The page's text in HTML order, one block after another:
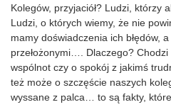
Kolegów, przyjaciół? Ludzi, którzy
Ludzi, o których wiemy, że nie
mamy doświadczenia ich błędów,
przełożonymi…. Dlaczego?
wspólnot czy o spokój z jakimś
też może o szczęście naszych
wyssane z palca… to są fakty,